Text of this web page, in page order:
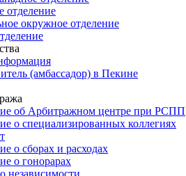
отделение
окружное отделение
(амбассадор) в Пекине
об Арбитражном центре при РСПП
о специализированных коллегиях
о сборах и расходах
о гонорарах
независимости